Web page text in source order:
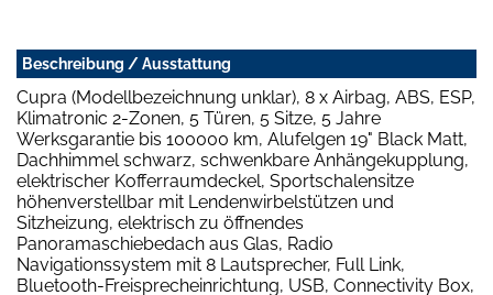
Beschreibung / Ausstattung
Cupra (Modellbezeichnung unklar), 8 x Airbag, ABS, ESP,
Klimatronic 2-Zonen, 5 Türen, 5 Sitze, 5 Jahre
Werksgarantie bis 100000 km, Alufelgen 19" Black Matt,
Dachhimmel schwarz, schwenkbare Anhängekupplung,
elektrischer Kofferraumdeckel, Sportschalensitze
höhenverstellbar mit Lendenwirbelstützen und
Sitzheizung, elektrisch zu öffnendes
Panoramaschiebedach aus Glas, Radio
Navigationssystem mit 8 Lautsprecher, Full Link,
Bluetooth-Freisprecheinrichtung, USB, Connectivity Box,